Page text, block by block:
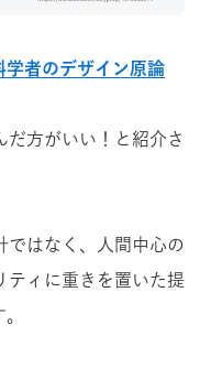
者のデザイン原論
だ方がいい！と紹介さ
ではなく、人間中心の
ティに重きを置いた提